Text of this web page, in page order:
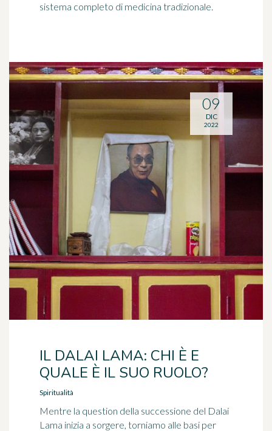
sistema completo di medicina tradizionale.
IL DALAI LAMA: CHI È E
QUALE È IL SUO RUOLO?
Spiritualità
Mentre la question della successione del Dalai
Lama inizia a sorgere, torniamo alle basi per
09
DIC
2022